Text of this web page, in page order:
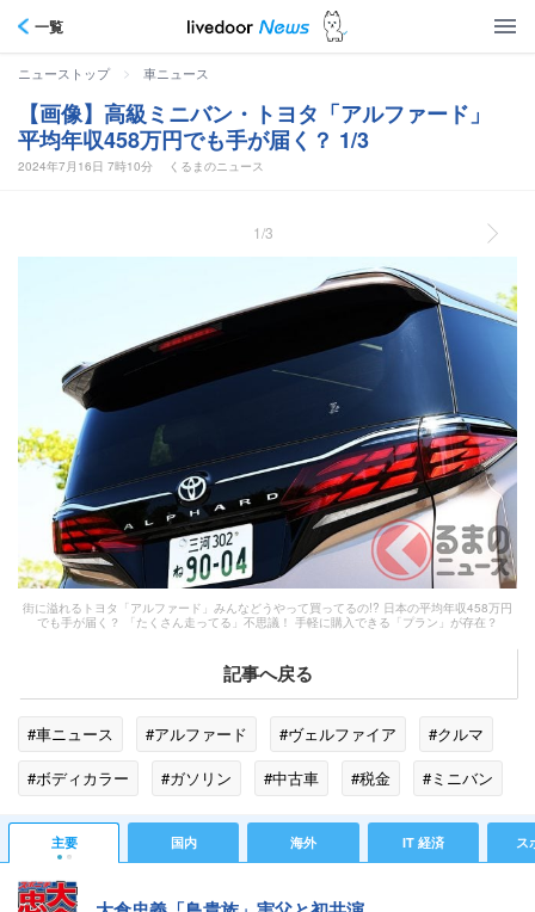
一覧
ニューストップ > 車ニュース
【画像】高級ミニバン・トヨタ「アルファード」
平均年収458万円でも手が届く？ 1/3
2024年7月16日 7時10分 くるまのニュース
1/3
街に溢れるトヨタ「アルファード」みんなどうやって買ってるの!? 日本の平均年収458万円
でも手が届く？ 「たくさん走ってる」不思議！ 手軽に購入できる「プラン」が存在？
記事へ戻る
#車ニュース #アルファード #ヴェルファイア
#クルマ
#ボディカラー
#ガソリン #中古車 #税金
#ミニバン
#運転免許
主要 国内 海外 IT 経済 ス